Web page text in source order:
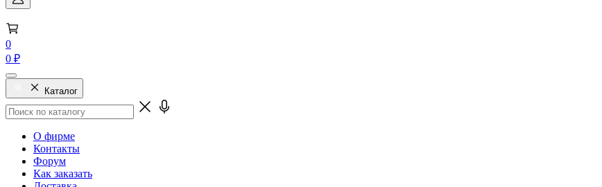
0
0 ₽
Каталог
О фирме
Контакты
Форум
Как заказать